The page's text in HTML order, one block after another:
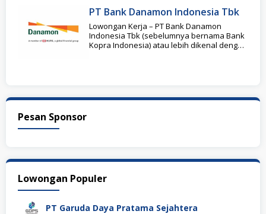
PT Bank Danamon Indonesia Tbk
Lowongan Kerja – PT Bank Danamon
Indonesia Tbk (sebelumnya bernama Bank
Kopra Indonesia) atau lebih dikenal dengan
Pesan Sponsor
Lowongan Populer
PT Garuda Daya Pratama Sejahtera